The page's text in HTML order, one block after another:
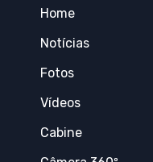
Home
Notícias
Fotos
Vídeos
Cabine